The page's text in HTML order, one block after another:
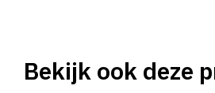
Bekijk ook deze